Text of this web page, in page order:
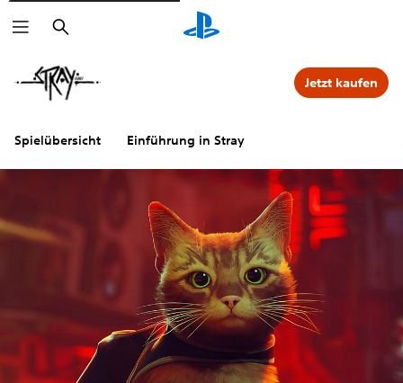
Suchen
Spielübersicht Einführung in Stray
Jetzt kaufen